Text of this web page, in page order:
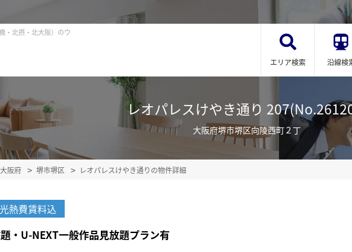
・北摂・北大阪）のウ
エリア検索 沿線検
レオパレスけやき通り
大阪府堺市堺区向陵西町２丁
大阪府 堺市堺区 レオパレスけやき通りの物件詳細
光熱費賃料込
・U-NEXT一般作品見放題プラン有